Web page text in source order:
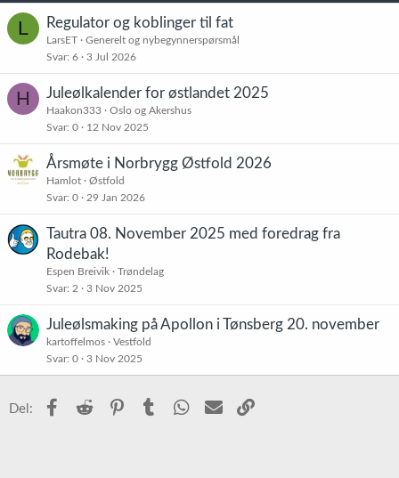
L Regulator og koblinger til fat
LarsET
Generelt og nybegynnerspørsmål
Svar 6 3 Jul 2026
H Juleølkalender for østlandet 2025
Haakon333
Oslo og Akershus
Svar 0 12 Nov 2025
Årsmøte i Norbrygg Østfold 2026
Hamlot
Østfold
Svar 0 29 Jan 2026
Tautra 08. November 2025 med foredrag fra
Rodebak!
Espen Breivik
Trøndelag
Svar 2 3 Nov 2025
Juleølsmaking på Apollon i Tønsberg 20. november
kartoffelmos
Vestfold
Svar 0 3 Nov 2025
Del: Facebook
Reddit PinterestTumblr WhatsApp
E-post